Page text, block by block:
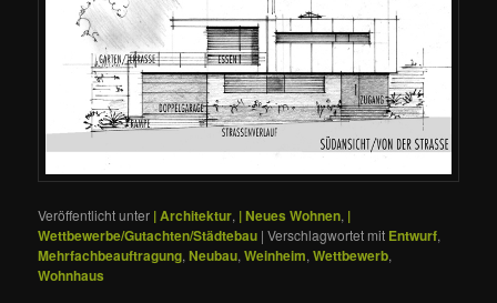
Veröffentlicht unter | Architektur, | Neues Wohnen, |
Wettbewerbe/Gutachten/Städtebau |Verschlagwortet mit Entwurf,
Mehrfachbeauftragung,Neubau,Weinheim,Wettbewerb,
Wohnhaus